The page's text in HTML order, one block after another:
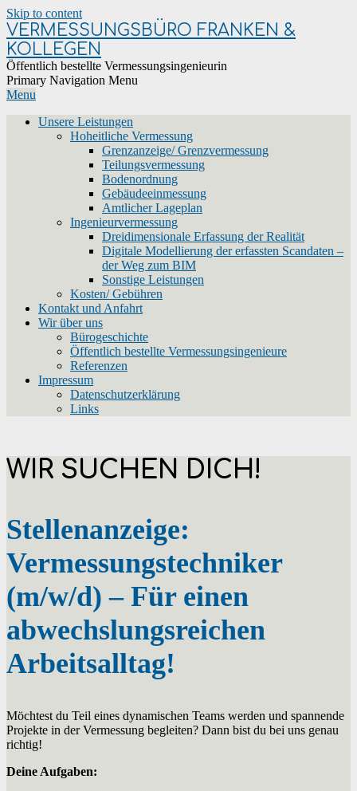
Skip to content
VERMESSUNGSBÜRO FRANKEN &
KOLLEGEN
Öffentlich bestellte Vermessungsingenieurin
Primary Navigation Menu
Menu
Unsere Leistungen
Hoheitliche Vermessung
Grenzanzeige/ Grenzvermessung
Teilungsvermessung
Bodenordnung
Gebäudeeinmessung
Amtlicher Lageplan
Ingenieurvermessung
Dreidimensionale Erfassung der Realität
Digitale Modellierung der erfassten Scandaten –
der Weg zum BIM
Sonstige Leistungen
Kosten/ Gebühren
Kontakt und Anfahrt
Wir über uns
Bürogeschichte
Öffentlich bestellte Vermessungsingenieure
Referenzen
Impressum
Datenschutzerklärung
Links
WIR SUCHEN DICH!
Stellenanzeige:
Vermessungstechniker
(m/w/d) – Für einen
abwechslungsreichen
Arbeitsalltag!
Möchtest du Teil eines dynamischen Teams werden und spannende
Projekte in der Vermessung begleiten? Dann bist du bei uns genau
richtig!
Deine Aufgaben: